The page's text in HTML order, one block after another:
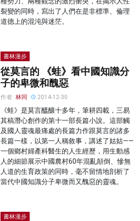
裂變的同時，寫出了人們在是非標準、倫理
道德上的混沌與迷茫。
書林漫步
從莫言的 《蛙》看中國知識分
子的卑微和醜惡
作者: 林同 2014-12-30
《蛙》是莫言醞釀十多年，筆耕四載，三易
其稿潛心創作的第十一部長篇小說。這部觸
及國人靈魂最痛處的長篇力作跟莫言的諸多
長篇一樣，以第一人稱敘事，講述了姑姑——
一個鄉村婦產科醫生的人生經歷，用生動感
人的細節展示中國農村60年混亂顛倒、慘無
人道的生育政策的同時，毫不留情地剖析了
當代中國知識分子卑微而又醜惡的靈魂。
書林漫步